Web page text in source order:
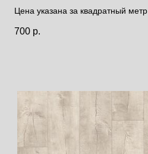
Цена указана за квадратный метр
700 р.